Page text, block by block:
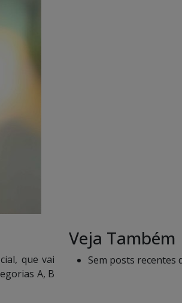
que vai
A, B
Veja Também
Sem posts recentes